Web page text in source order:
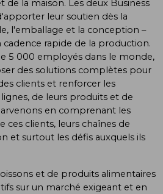
de la maison. Les deux Business
leur soutien dès la
l'emballage et la conception –
rapide de la production.
5 000 employés dans le monde,
des solutions complètes pour
clients et renforcer les
de leurs produits et de
en comprenant les
ces clients, leurs chaînes de
et surtout les défis auxquels ils
et de produits alimentaires
sur un marché exigeant et en